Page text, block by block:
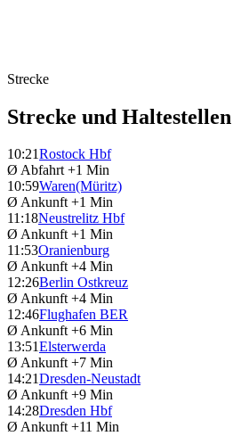
Strecke
Strecke und Haltestellen
10:21Rostock Hbf
Ø Abfahrt +1 Min
10:59Waren(Müritz)
Ø Ankunft +1 Min
11:18Neustrelitz Hbf
Ø Ankunft +1 Min
11:53Oranienburg
Ø Ankunft +4 Min
12:26Berlin Ostkreuz
Ø Ankunft +4 Min
12:46Flughafen BER
Ø Ankunft +6 Min
13:51Elsterwerda
Ø Ankunft +7 Min
14:21Dresden-Neustadt
Ø Ankunft +9 Min
14:28Dresden Hbf
Ø Ankunft +11 Min